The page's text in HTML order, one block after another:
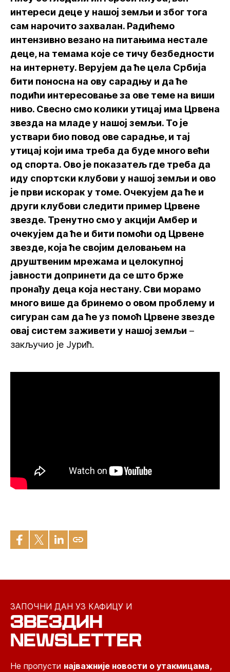
интереси деце у нашој земљи и због тога
сам нарочито захвалан. Радићемо
интензивно везано на питањима нестале
деце, на темама које се тичу безбедности
на интернету. Верујем да ће цела Србија
бити поносна на ову сарадњу и да ће
подићи интересовање за ове теме на виши
ниво. Свесно смо колики утицај има Црвена
звезда на младе у нашој земљи. То је
уствари био повод ове сарадње, и тај
утицај који има треба да буде много већи
од спорта. Ово је показатељ где треба да
иду спортски клубови у нашој земљи и ово
је први искорак у томе. Очекујем да ће и
други клубови следити пример Црвене
звезде. Тренутно смо у акцији Амбер и
очекујем да ће и бити помоћи од Црвене
звезде, која ће својим деловањем на
друштвеним мрежама и целокупној
јавности допринети да се што брже
пронађу деца која нестану. Сви морамо
много више да бринемо о овом проблему и
сигуран сам да ће уз помоћ Црвене звезде
овај систем заживети у нашој земљи –
закључио је Јурић.
ЗАПОЧНИ ДАН УЗ КАФИЦУ И
ЗВЕЗДИН
NEWSLETTER
Не пропусти најважније новости о утакмицама,